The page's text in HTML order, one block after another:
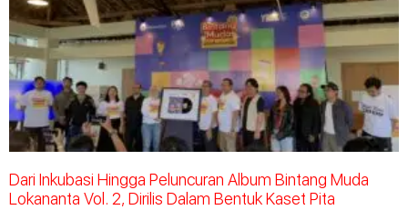
Dari Inkubasi Hingga Peluncuran Album Bintang Muda
Lokananta Vol. 2, Dirilis Dalam Bentuk Kaset Pita